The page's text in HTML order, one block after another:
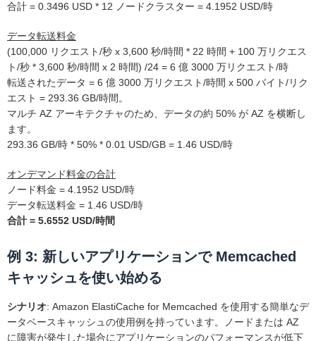
合計 = 0.3496 USD * 12 ノードクラスター = 4.1952 USD/時
データ転送料金
(100,000 リクエスト/秒 x 3,600 秒/時間 * 22 時間 + 100 万リクエス
ト/秒 * 3,600 秒/時間 x 2 時間) /24 = 6 億 3000 万リクエスト/時
転送されたデータ = 6 億 3000 万リクエスト/時間 x 500 バイト/リク
エスト = 293.36 GB/時間。
マルチ AZ アーキテクチャのため、データの約 50% が AZ を横断し
ます。
293.36 GB/時 * 50% * 0.01 USD/GB = 1.46 USD/時
オンデマンド料金の合計
ノード料金 = 4.1952 USD/時
データ転送料金 = 1.46 USD/時
合計 = 5.6552 USD/時間
例 3: 新しいアプリケーションで Memcached
キャッシュを使い始める
シナリオ: Amazon ElastiCache for Memcached を使用する簡単なデ
ータベースキャッシュの使用例を持っています。ノードまたは AZ
に障害が発生した場合にアプリケーションのパフォーマンスが低下